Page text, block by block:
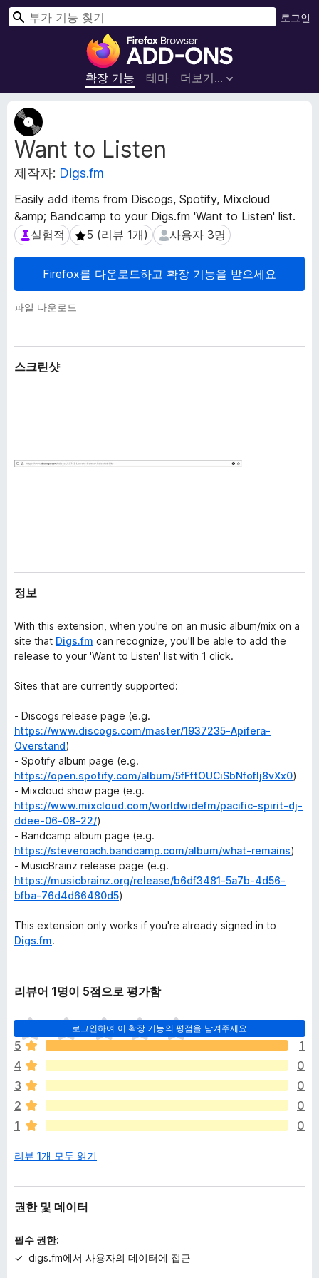
F
r
e
x
브
우
저
부
가
능
확장 기능 테마 더보기…
로그인
검
Want to Listen
제작자: Digs.fm
Easily add items from Discogs, Spotify, Mixcloud
&amp; Bandcamp to your Digs.fm 'Want to Listen' list.
실험적
실험적 5 (리뷰 1개)
5 (리뷰 1개) 사용자 3명
사용자 3명
Firefox를 다운로드하고 확장 기능을 받으세요
파일 다운로드
확
장
메
타
데
터
스크린샷
정보
With this extension, when you're on an music album/mix on a
site that Digs.fm can recognize, you'll be able to add the
release to your 'Want to Listen' list with 1 click.
Sites that are currently supported:
- Discogs release page (e.g.
https://www.discogs.com/master/1937235-Apifera-
Overstand)
- Spotify album page (e.g.
https://open.spotify.com/album/5fFftOUCiSbNfofIj8vXx0)
- Mixcloud show page (e.g.
https://www.mixcloud.com/worldwidefm/pacific-spirit-dj-
ddee-06-08-22/)
- Bandcamp album page (e.g.
https://steveroach.bandcamp.com/album/what-remains)
- MusicBrainz release page (e.g.
https://musicbrainz.org/release/b6df3481-5a7b-4d56-
bfba-76d4d66480d5)
This extension only works if you're already signed in to
Digs.fm.
리뷰어 1명이 5점으로 평가함
로그인하여 이 확장 기능의 평점을 남겨주세요
아
직
평
점
이
없
습
니
5
1
4
0
3
0
2
0
1
0
리뷰 1개 모두 읽기
권한 및 데이터
필수 권한:
digs.fm에서 사용자의 데이터에 접근